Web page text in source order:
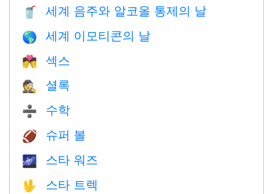
🥤 세계 음주와 알코올 통제의 날
🌎 세계 이모티콘의 날
💏 섹스
🕵️ 셜록
➗ 수학
🏈 슈퍼 볼
🌌 스타 워즈
🖖 스타 트렉